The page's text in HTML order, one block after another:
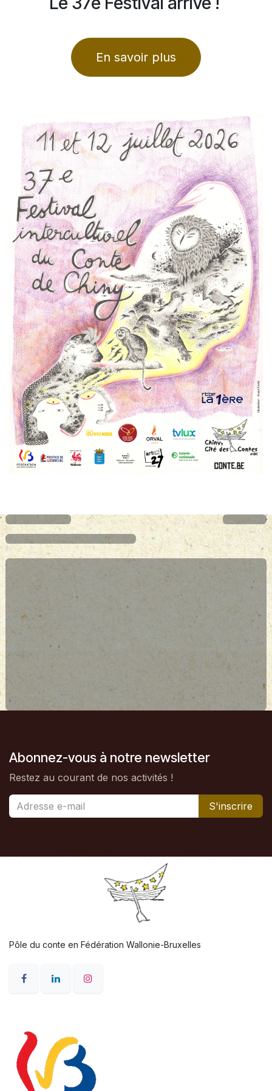
En savoir plus
Abonnez-vous à notre newsletter
Restez au courant de nos activités !
S'inscrire
Pôle du conte en Fédération Wallonie-Bruxelles